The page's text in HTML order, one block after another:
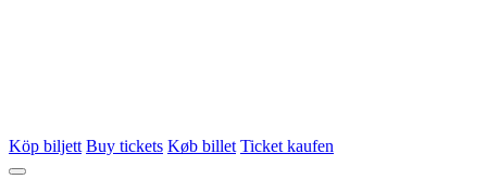
Köp biljett Buy tickets Køb billet Ticket kaufen